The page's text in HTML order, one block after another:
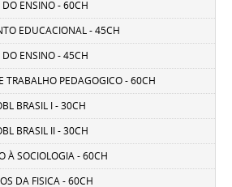
ENSINO - 60CH
EDUCACIONAL - 45CH
ENSINO - 45CH
TRABALHO PEDAGOGICO - 60CH
BRASIL I - 30CH
BRASIL II - 30CH
À SOCIOLOGIA - 60CH
DA FISICA - 60CH